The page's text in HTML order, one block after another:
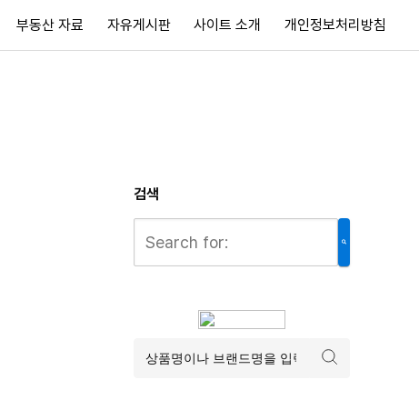
부동산 자료 자유게시판 사이트 소개 개인정보처리방침
검색